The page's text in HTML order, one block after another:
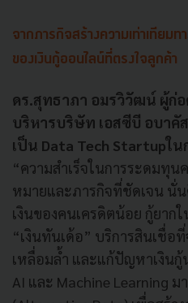
จากภารกิจสร้างความเท่าเทียมท
ของเงินกู้ออนไลน์ที่ตรงใจลูกค้า
ดร.สุทธาภา อมรวิวัฒน์ ผู้ก่
บริหารบริษัท เอสซีบี อบาคัส
เป็น Data Tech Startupใน
“ความสำเร็จในการระดมทุน
หมายและภารกิจที่ชัดเจน นั่
เงินของคนเครดิตน้อย กู้ยาก
“เงินทันเด้อ” บริการสินเชื่อ
เหลื่อมล้ำ และแก้ปัญหาเงิน
AI และ Machine Learning